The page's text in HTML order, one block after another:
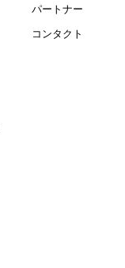
パートナー
コンタクト